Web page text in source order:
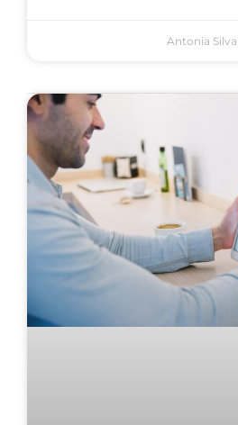
Antonia Silva